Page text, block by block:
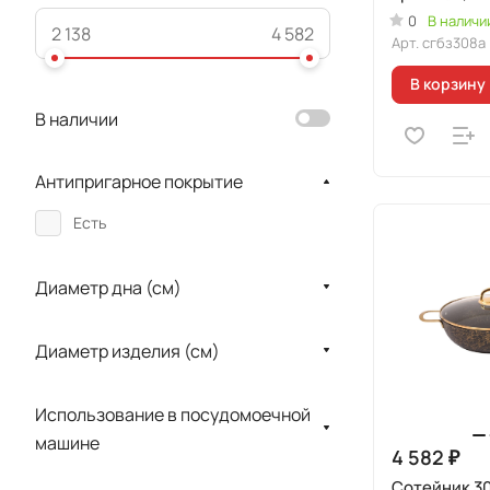
"Грация"
0
В
Арт. сгбз308а
В корзину
4 582 ₽
В наличии
Антипригарное покрытие
Есть
Диаметр дна (см)
Диаметр изделия (см)
Использование в посудомоечной
машине